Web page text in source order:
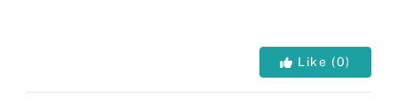
Like (0)